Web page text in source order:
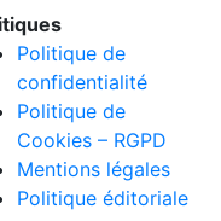
Politique de
confidentialité
Politique de
Cookies – RGPD
Mentions légales
Politique éditoriale